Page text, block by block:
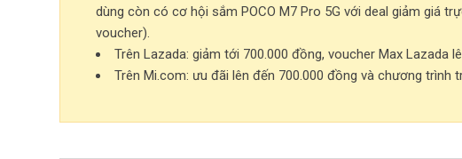
dùng còn có cơ hội sắm POCO M7 Pro 5G với deal giảm giá
voucher).
Trên Lazada: giảm tới 700.000 đồng, voucher Max Lazada
Trên Mi.com: ưu đãi lên đến 700.000 đồng và chương trình